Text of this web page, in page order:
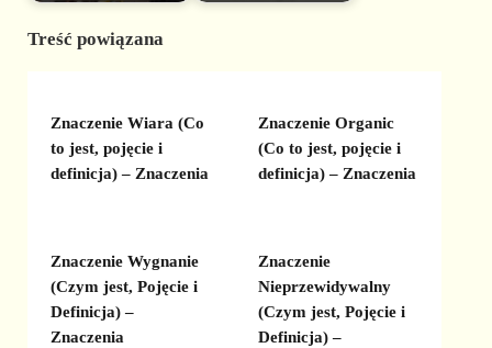
Treść powiązana
Znaczenie Wiara (Co
to jest, pojęcie i
definicja) – Znaczenia
Znaczenie Organic
(Co to jest, pojęcie i
definicja) – Znaczenia
Znaczenie Wygnanie
(Czym jest, Pojęcie i
Definicja) –
Znaczenia
Znaczenie
Nieprzewidywalny
(Czym jest, Pojęcie i
Definicja) –